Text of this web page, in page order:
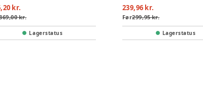
kr.
kr.
Lagerstatus
239,96 kr.
Før299,95 kr.
Lagerstatus